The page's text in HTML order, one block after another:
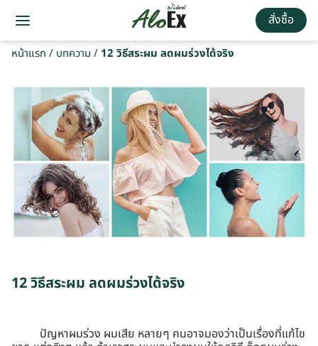
สั่งซื้อ
หน้าแรก / บทความ / 12 วิธีสระผม ลดผมร่วงได้จริง
12 วิธีสระผม ลดผมร่วงได้จริง
ปัญหาผมร่วง ผมเสีย หลายๆ คนอาจมองว่าเป็นเรื่องที่แก้ไข